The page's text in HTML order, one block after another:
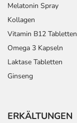
Melatonin Spray
Kollagen
Vitamin B12 Tabletten
Omega 3 Kapseln
Laktase Tabletten
Ginseng
ERKÄLTUNGEN